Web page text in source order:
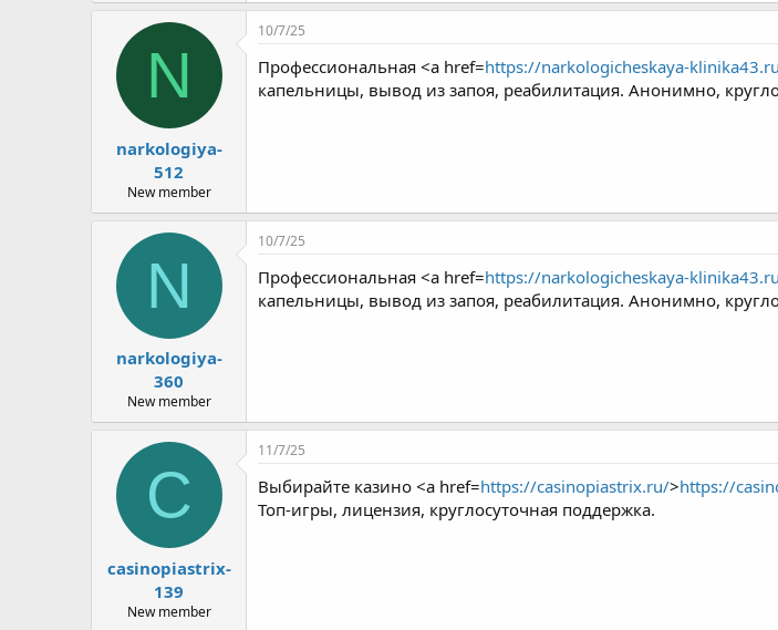
N
narkologiya-
512
New member
10/7/25
Профессиональная <a href=https://narkologicheskaya-
капельницы, вывод из запоя, реабилитация. Анонимно,
N
narkologiya-
360
New member
10/7/25
Профессиональная <a href=https://narkologicheskaya-
капельницы, вывод из запоя, реабилитация. Анонимно,
C
casinopiastrix-
139
New member
11/7/25
Выбирайте казино <a href=https://casinopiastrix.ru/>https://
Топ-игры, лицензия, круглосуточная поддержка.